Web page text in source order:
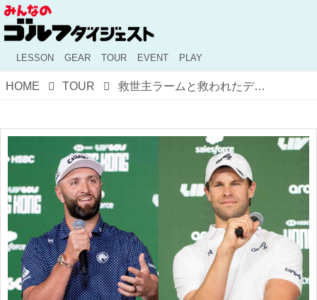
LESSON GEAR TOUR EVENT PLAY
HOME TOUR 救世主ラームと救われたデトリーが最終日首位タイ対決！ 男気溢れる「避難Bプラン」の裏側【LIVゴルフ】